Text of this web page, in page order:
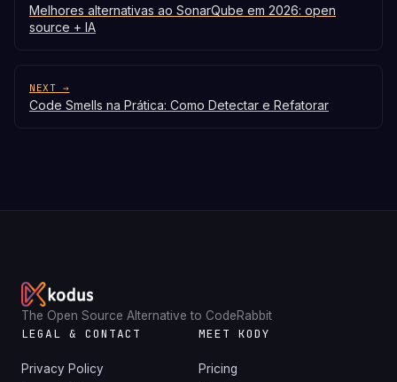
Melhores alternativas ao SonarQube em 2026: open
source + IA
NEXT →
Code Smells na Prática: Como Detectar e Refatorar
The Open Source Alternative to CodeRabbit
LEGAL & CONTACT
Privacy Policy
MEET KODY
Pricing